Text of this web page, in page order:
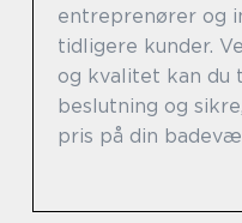
entreprenører og
tidligere kunder.
og kvalitet kan
beslutning og
pris på din